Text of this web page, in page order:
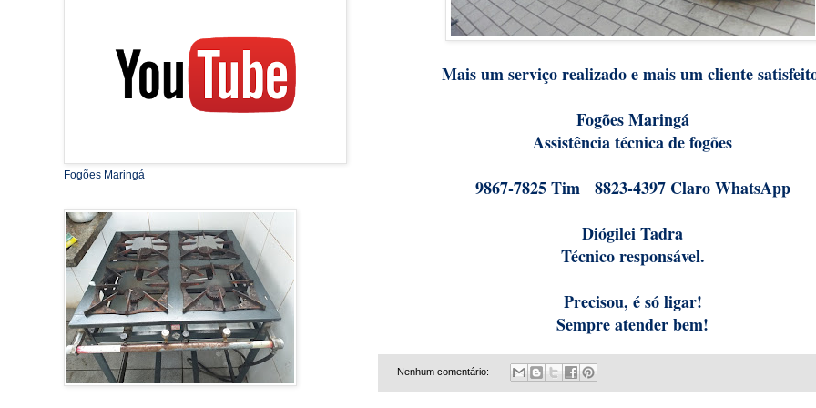
Mais um serviço realizado e mais um cliente
Fogões Maringá
Assistência técnica de fogões
9867-7825 Tim 8823-4397 Claro WhatsApp
Diógilei Tadra
Técnico responsável.
Precisou, é só ligar!
Sempre atender bem!
Nenhum comentário:
Fogões Maringá